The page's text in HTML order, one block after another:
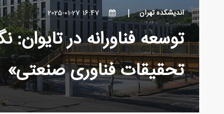
اندیشکده تهران
توسعه فناورانه در
تحقیقات فناوری صنعتی»